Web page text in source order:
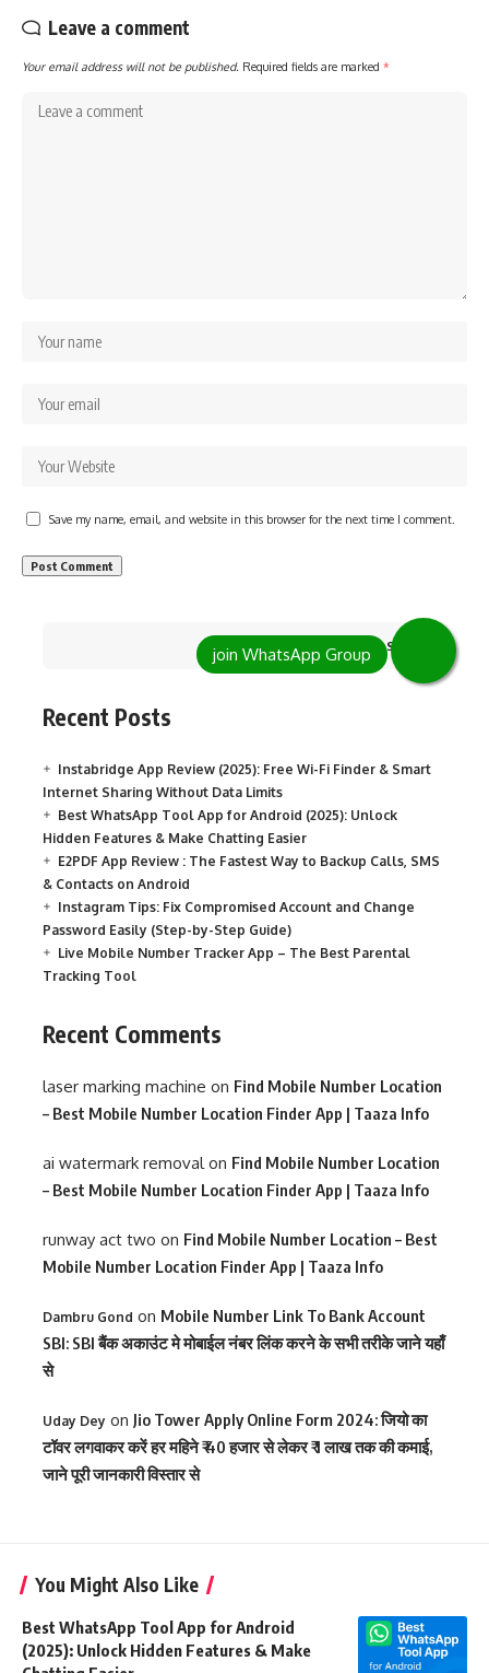
Leave a comment
Your email address will not be published. Required fields are marked *
Save my name, email, and website in this browser for the next time I comment.
Search
Recent Posts
Instabridge App Review (2025): Free Wi-Fi Finder & Smart
Internet Sharing Without Data Limits
Best WhatsApp Tool App for Android (2025): Unlock
Hidden Features & Make Chatting Easier
E2PDF App Review : The Fastest Way to Backup Calls, SMS
& Contacts on Android
Instagram Tips: Fix Compromised Account and Change
Password Easily (Step-by-Step Guide)
Live Mobile Number Tracker App – The Best Parental
Tracking Tool
Recent Comments
laser marking machine on Find Mobile Number Location
– Best Mobile Number Location Finder App | Taaza Info
ai watermark removalon Find Mobile Number Location
– Best Mobile Number Location Finder App | Taaza Info
runway act two on Find Mobile Number Location – Best
Mobile Number Location Finder App | Taaza Info
Dambru Gond on Mobile Number Link To Bank Account
SBI: SBI बैंक अकाउंट मे मोबाईल नंबर लिंक करने के सभी तरीके जाने यहाँ
से
Uday Dey on Jio Tower Apply Online Form 2024: जियो का
टॉवर लगवाकर करें हर महिने ₹ 40 हजार से लेकर ₹ 1 लाख तक की कमाई,
जाने पूरी जानकारी विस्तार से
You Might Also Like
Best WhatsApp Tool App for Android
(2025): Unlock Hidden Features & Make